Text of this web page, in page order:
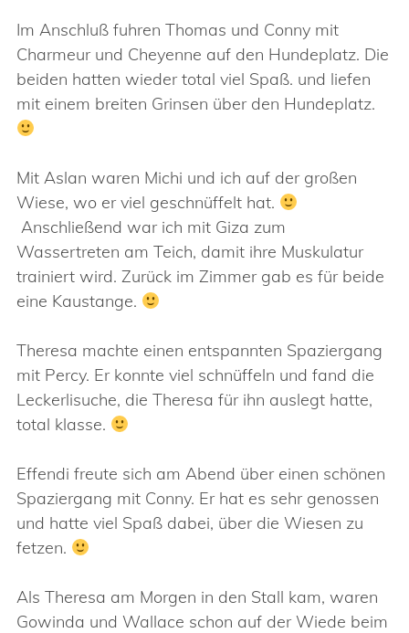
Im Anschluß fuhren Thomas und Conny mit
Charmeur und Cheyenne auf den Hundeplatz. Die
beiden hatten wieder total viel Spaß. und liefen
mit einem breiten Grinsen über den Hundeplatz.
Mit Aslan waren Michi und ich auf der großen
Wiese, wo er viel geschnüffelt hat.
Anschließend war ich mit Giza zum
Wassertreten am Teich, damit ihre Muskulatur
trainiert wird. Zurück im Zimmer gab es für beide
eine Kaustange.
Theresa machte einen entspannten Spaziergang
mit Percy. Er konnte viel schnüffeln und fand die
Leckerlisuche, die Theresa für ihn auslegt hatte,
total klasse.
Effendi freute sich am Abend über einen schönen
Spaziergang mit Conny. Er hat es sehr genossen
und hatte viel Spaß dabei, über die Wiesen zu
fetzen.
Als Theresa am Morgen in den Stall kam, waren
Gowinda und Wallace schon auf der Wiede beim